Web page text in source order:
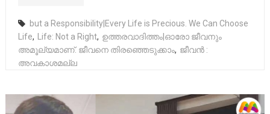
but a Responsibility|Every Life is Precious. We Can Choose
Life, Life: Not a Right, ഉത്തരവാദിത്തം|ഓരോ ജീവനും
അമൂല്യമാണ്. ജീവനെ തിരഞ്ഞെടുക്കാം, ജീവൻ :
അവകാശമല്ല